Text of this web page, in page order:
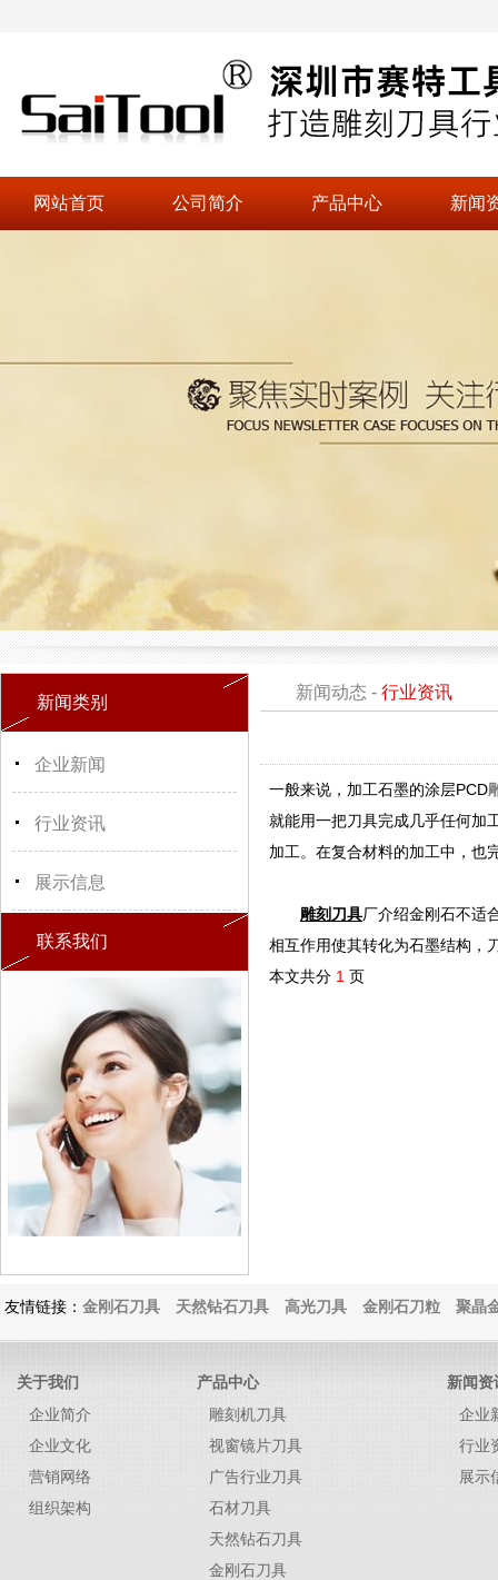
网站首页 公司简介 产品中心 新闻
新闻类别
企业新闻
行业资讯
展示信息
联系我们
新闻动态 - 行业资讯
一般来说，加工石墨的涂层PCD
就能用一把刀具完成几乎任何加
加工。在复合材料的加工中，也
雕刻刀具厂介绍金刚石不适
相互作用使其转化为石墨结构，
本文共分 1 页
友情链接： 金刚石刀具 天然钻石刀具 高光刀具 金刚石刀粒 聚晶
关于我们 产品中心
新闻资
企业简介
企业文化
营销网络
组织架构
雕刻机刀具
视窗镜片刀具
广告行业刀具
石材刀具
天然钻石刀具
金刚石刀具
企业
行业
展示